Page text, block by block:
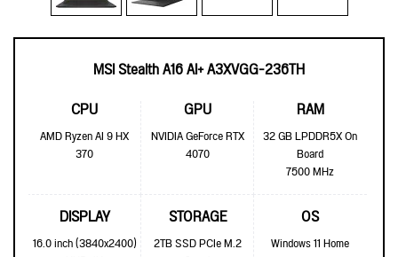
MSI Stealth A16 AI+ A3XVGG-236TH
CPU
AMD Ryzen AI 9 HX
370
GPU
NVIDIA GeForce RTX
4070
RAM
32 GB LPDDR5X On
Board
7500 MHz
DISPLAY
16.0 inch (3840x2400)
STORAGE
2TB SSD PCIe M.2
OS
Windows 11 Home